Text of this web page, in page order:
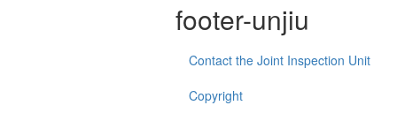
footer-unjiu
Contact the Joint Inspection Unit
Copyright